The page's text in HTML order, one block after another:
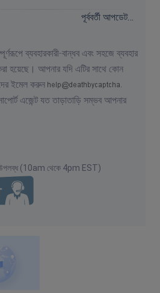
পূর্ববর্তী আপডেট…
ব্যবহারকারী-বান্ধব এবং সহজে ব্যবহার
হয়েছে। আপনার যদি এটির সাথে কোন
ইমেল করুন
এজেন্ট যত তাড়াতাড়ি সম্ভব আপনার
উপলব্ধ (10am থেকে 4pm EST)